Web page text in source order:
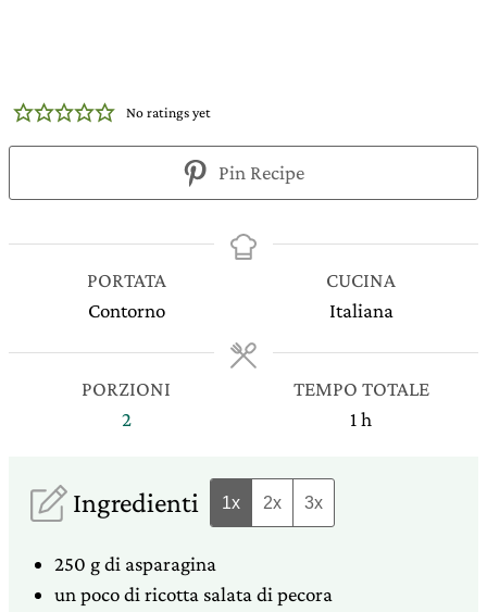
No ratings yet
Pin Recipe
PORTATA
Contorno
CUCINA
Italiana
PORZIONI
2
TEMPO TOTALE
1 ora
h
Ingredienti 1x 2x 3x
250 gdi asparagina
un pocodi ricotta salata di pecora